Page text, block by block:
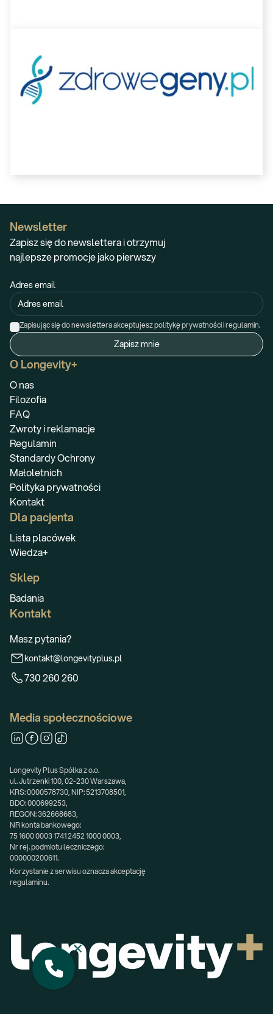
O Longevity+
O nas
Filozofia
FAQ
Zwroty i reklamacje
Regulamin
Standardy Ochrony
Małoletnich
Polityka prywatności
Kontakt
Dla pacjenta
Lista placówek
Wiedza+
Sklep
Badania
Kontakt
Masz pytania?
kontakt@longevityplus.pl
730 260 260
Media społecznościowe
Longevity Plus Spółka z o.o.
ul. Jutrzenki 100, 02-230 Warszawa,
KRS: 0000578730, NIP: 5213708501,
BDO: 000699253,
REGON: 362668683,
NR konta bankowego:
75 1600 0003 1741 2452 1000 0003,
Nr rej. podmiotu leczniczego:
000000200611.
Korzystanie z serwisu oznacza akceptację
regulaminu.
Newsletter
Zapisz się do newslettera i otrzymuj
najlepsze promocje jako pierwszy
Adres email
Zapisując się do newslettera akceptujesz politykę prywatności i regulamin.
Zapisz mnie